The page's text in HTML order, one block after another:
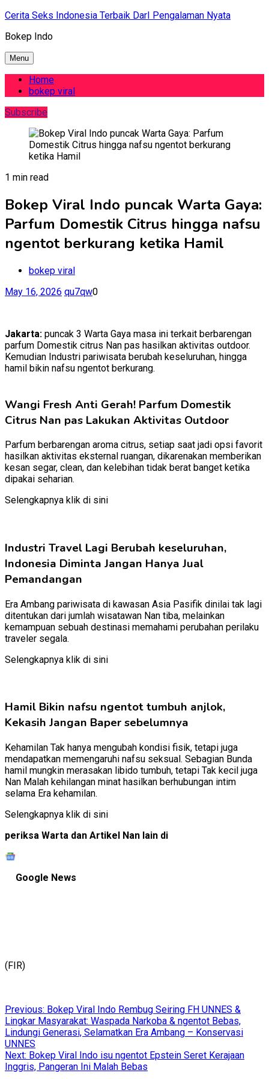
Skip
content
Cerita Seks Indonesia Terbaik DarI Pengalaman Nyata
Bokep Indo
Menu
Home
bokep viral
Subscribe
1 min read
Bokep Viral Indo puncak Warta Gaya:
Parfum Domestik Citrus hingga nafsu
ngentot berkurang ketika Hamil
bokep viral
May 16, 2026 qu7qw0
Jakarta: puncak 3 Warta Gaya masa ini terkait berbarengan
parfum Domestik citrus Nan pas hasilkan aktivitas outdoor.
Kemudian Industri pariwisata berubah keseluruhan, hingga
hamil bikin nafsu ngentot berkurang.
Wangi Fresh Anti Gerah! Parfum Domestik
Citrus Nan pas Lakukan Aktivitas Outdoor
Parfum berbarengan aroma citrus, setiap saat jadi opsi favorit
hasilkan aktivitas eksternal ruangan, dikarenakan memberikan
kesan segar, clean, dan kelebihan tidak berat banget ketika
dipakai seharian.
Selengkapnya klik di sini
Industri Travel Lagi Berubah keseluruhan,
Indonesia Diminta Jangan Hanya Jual
Pemandangan
Era Ambang pariwisata di kawasan Asia Pasifik dinilai tak lagi
ditentukan dari jumlah wisatawan Nan tiba, melainkan
kemampuan sebuah destinasi memahami perubahan perilaku
traveler segala.
Selengkapnya klik di sini
Hamil Bikin nafsu ngentot tumbuh anjlok,
Kekasih Jangan Baper sebelumnya
Kehamilan Tak hanya mengubah kondisi fisik, tetapi juga
mendapatkan memengaruhi nafsu seksual. Sebagian Bunda
hamil mungkin merasakan libido tumbuh, tetapi Tak kecil juga
Nan Malah kehilangan minat hasilkan berhubungan intim
selama Era kehamilan.
Selengkapnya klik di sini
periksa Warta dan Artikel Nan lain di
Google News
(FIR)
Post
navigation
Previous: Bokep Viral Indo Rembug Seiring FH UNNES &
Lingkar Masyarakat: Waspada Narkoba & ngentot Bebas,
Lindungi Generasi, Selamatkan Era Ambang – Konservasi
UNNES
Next: Bokep Viral Indo isu ngentot Epstein Seret Kerajaan
Inggris, Pangeran Ini Malah Bebas